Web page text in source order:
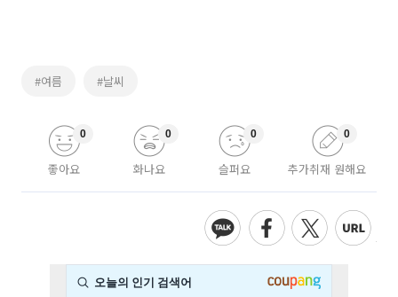
#여름 #날씨
좋아요
0
화나요
0
슬퍼요
0
추가취재 원해요
0